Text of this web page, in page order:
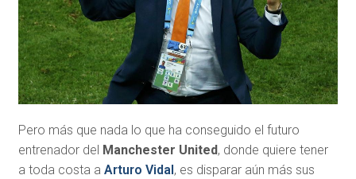
Pero más que nada lo que ha conseguido el futuro
entrenador del Manchester United, donde quiere tener
a toda costa a Arturo Vidal, es disparar aún más sus